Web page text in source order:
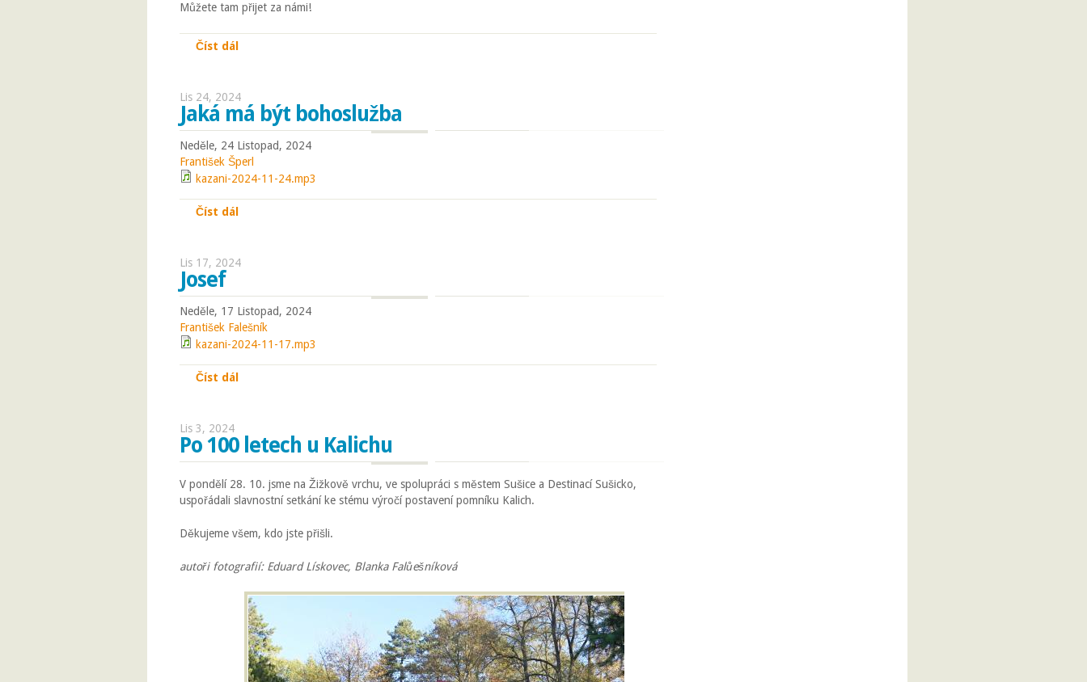
Můžete tam přijet za námi!
Číst dál
Lis 24, 2024
Jaká má být bohoslužba
Neděle, 24 Listopad, 2024
František Šperl
kazani-2024-11-24.mp3
Číst dál
Lis 17, 2024
Josef
Neděle, 17 Listopad, 2024
František Falešník
kazani-2024-11-17.mp3
Číst dál
Lis 3, 2024
Po 100 letech u Kalichu
V pondělí 28. 10. jsme na Žižkově vrchu, ve spolupráci s městem Sušice a Destinací Sušicko,
uspořádali slavnostní setkání ke stému výročí postavení pomníku Kalich.
Děkujeme všem, kdo jste přišli.
autoři fotografií: Eduard Lískovec, Blanka Falůešníková